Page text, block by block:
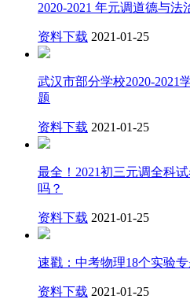
2020-2021 年元调道德与法
资料下载 2021-01-25
武汉市部分学校2020-2021
题
资料下载 2021-01-25
最全！2021初三元调全科
吗？
资料下载 2021-01-25
速戳：中考物理18个实验
资料下载 2021-01-25